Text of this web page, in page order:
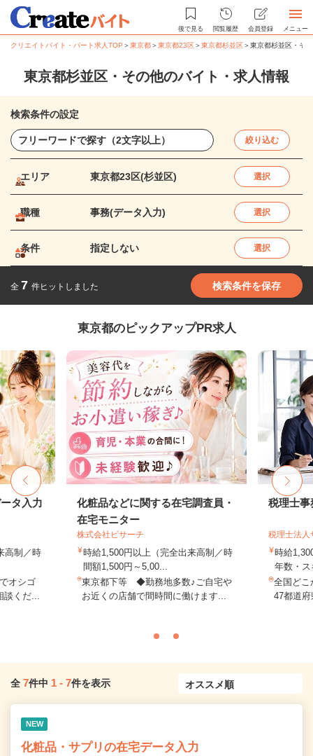
後で見る 閲覧履歴 会員登録 メニュー
クリエイトバイト・パート求人TOP ＞東京都＞東京都23区＞東京都杉並区＞東京都杉並区・そ
東京都杉並区・その他のバイト・求人情報
検索条件の設定
絞り込む
エリア 東京都23区(杉並区) 選択
職種 事務(データ入力) 選択
条件 指定しない 選択
全 7 件ヒットしました 検索条件を保存
東京都のピックアップPR求人
タ入力
高制／時
オシゴ
くだ...
化粧品などに関する在宅調査員・
在宅モニター
株式会社ビサーチ
時給1,500円以上（完全出来高制／時
間額1,500円～5,00...
東京都下等 ◆勤務地多数♪ご自宅や
お近くの店舗で間時間に働けます...
税理士事
税理士法人
時給
年数・
全国どこ
47都道
全 7件中 1 - 7件を表示
NEW
化粧品・サプリの在宅データ入力